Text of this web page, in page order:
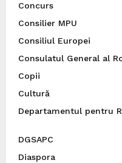
Concurs
Consilier MPU
Consiliul Europei
Consulatul General al
Copii
Cultură
Departamentul pentru
DGSAPC
Diaspora